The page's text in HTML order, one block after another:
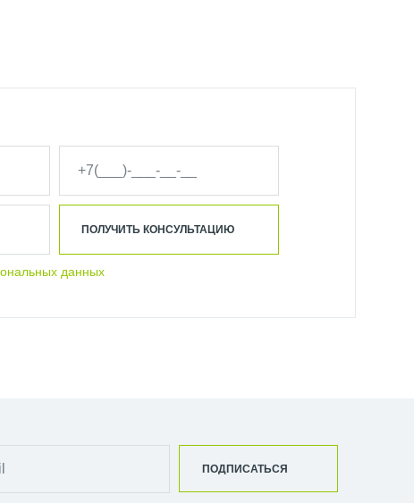
данных
ПОЛУЧИТЬ КОНСУЛЬТАЦИЮ
ПОДПИСАТЬСЯ